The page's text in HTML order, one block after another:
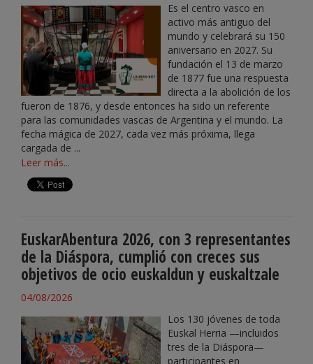
Es el centro vasco en
activo más antiguo del
mundo y celebrará su 150
aniversario en 2027. Su
fundación el 13 de marzo
de 1877 fue una respuesta
directa a la abolición de los
fueron de 1876, y desde entonces ha sido un referente
para las comunidades vascas de Argentina y el mundo. La
fecha mágica de 2027, cada vez más próxima, llega
cargada de ...
Leer más...
EuskarAbentura 2026, con 3 representantes
de la Diáspora, cumplió con creces sus
objetivos de ocio euskaldun y euskaltzale
04/08/2026
Los 130 jóvenes de toda
Euskal Herria —incluidos
tres de la Diáspora—
participantes en